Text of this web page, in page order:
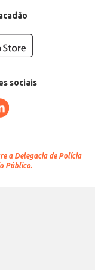
sociais
a Delegacia de Polícia
Público.